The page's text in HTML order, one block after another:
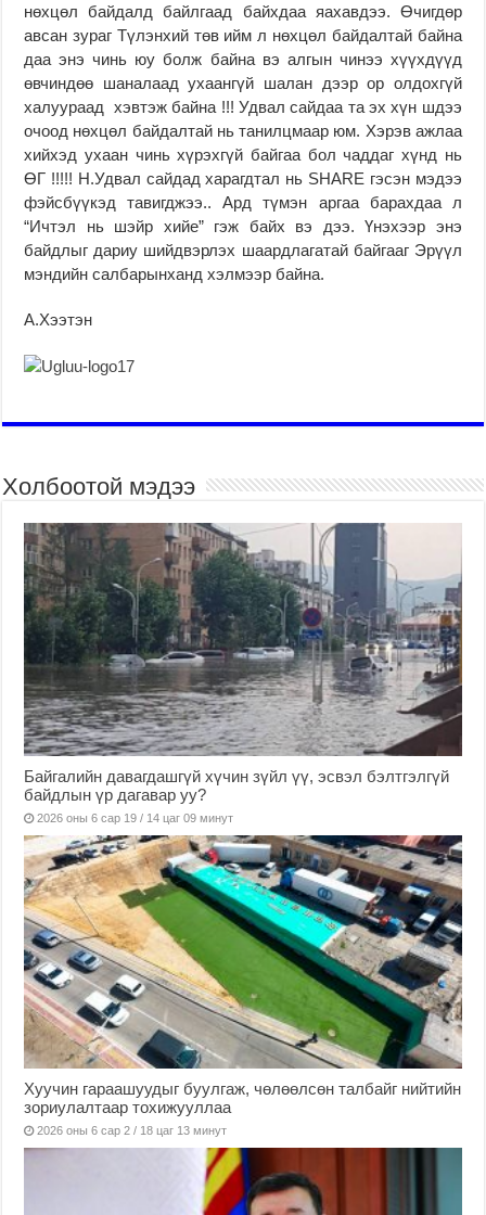
нөхцөл байдалд байлгаад байхдаа яахавдээ. Өчигдөр
авсан зураг Түлэнхий төв ийм л нөхцөл байдалтай байна
даа энэ чинь юу болж байна вэ алгын чинээ хүүхдүүд
өвчиндөө шаналаад ухаангүй шалан дээр ор олдохгүй
халуураад хэвтэж байна !!! Удвал сайдаа та эх хүн шдээ
очоод нөхцөл байдалтай нь танилцмаар юм. Хэрэв ажлаа
хийхэд ухаан чинь хүрэхгүй байгаа бол чаддаг хүнд нь
ӨГ !!!!! Н.Удвал сайдад харагдтал нь SHARE гэсэн мэдээ
фэйсбүүкэд тавигджээ.. Ард түмэн аргаа барахдаа л
“Ичтэл нь шэйр хийе” гэж байх вэ дээ. Үнэхээр энэ
байдлыг дариу шийдвэрлэх шаардлагатай байгааг Эрүүл
мэндийн салбарынханд хэлмээр байна.
А.Хээтэн
Холбоотой мэдээ
Байгалийн давагдашгүй хүчин зүйл үү, эсвэл бэлтгэлгүй
байдлын үр дагавар уу?
2026 оны 6 сар 19 / 14 цаг 09 минут
Хуучин гараашуудыг буулгаж, чөлөөлсөн талбайг нийтийн
зориулалтаар тохижууллаа
2026 оны 6 сар 2 / 18 цаг 13 минут